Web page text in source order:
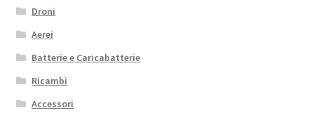
Droni
Aerei
Batterie e Caricabatterie
Ricambi
Accessori